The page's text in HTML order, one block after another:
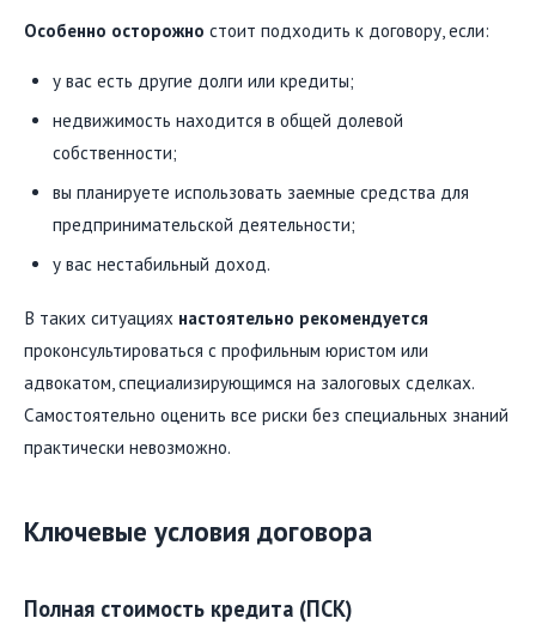
Особенно осторожно стоит подходить к договору, если:
у вас есть другие долги или кредиты;
недвижимость находится в общей долевой
собственности;
вы планируете использовать заемные средства для
предпринимательской деятельности;
у вас нестабильный доход.
В таких ситуациях настоятельно рекомендуется
проконсультироваться с профильным юристом или
адвокатом, специализирующимся на залоговых сделках.
Самостоятельно оценить все риски без специальных знаний
практически невозможно.
Ключевые условия договора
Полная стоимость кредита (ПСК)